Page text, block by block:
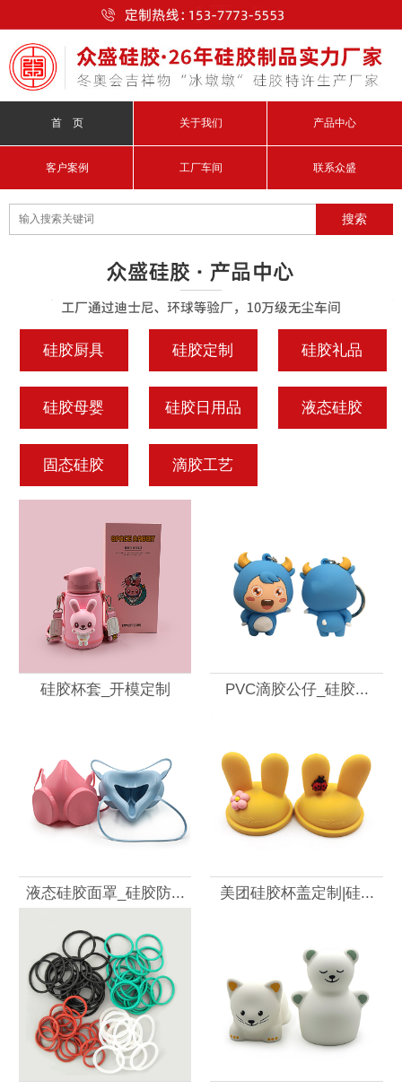
首 页 关于我们 产品中心
客户案例 工厂车间 联系众盛
硅胶厨具 硅胶定制 硅胶礼品
硅胶母婴 硅胶日用品 液态硅胶
固态硅胶 滴胶工艺
硅胶杯套_开模定制 PVC滴胶公仔_硅胶...
液态硅胶面罩_硅胶防... 美团硅胶杯盖定制|硅...